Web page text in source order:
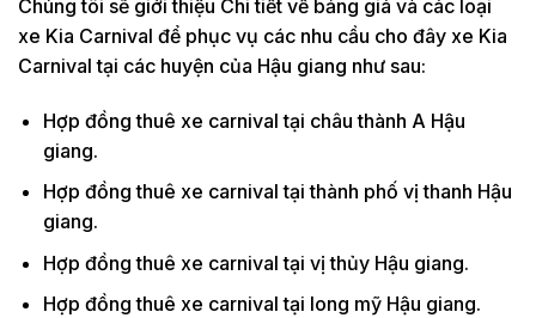
Chúng tôi sẽ giới thiệu Chi tiết về bảng giá và các loại
xe Kia Carnival để phục vụ các nhu cầu cho đây xe Kia
Carnival tại các huyện của Hậu giang như sau:
Hợp đồng thuê xe carnival tại châu thành A Hậu
giang.
Hợp đồng thuê xe carnival tại thành phố vị thanh Hậu
giang.
Hợp đồng thuê xe carnival tại vị thủy Hậu giang.
Hợp đồng thuê xe carnival tại long mỹ Hậu giang.